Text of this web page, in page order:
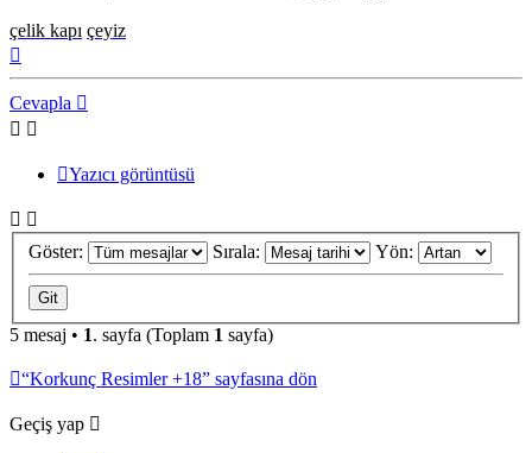
çelik kapı çeyiz
Cevapla
Yazıcı görüntüsü
Göster: Sırala: Yön:
5 mesaj • 1. sayfa (Toplam 1 sayfa)
“Korkunç Resimler +18” sayfasına dön
Geçiş yap